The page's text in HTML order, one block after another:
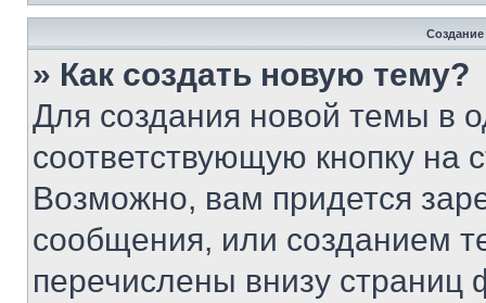
» Как создать новую тему?
Для создания новой темы в
соответствующую кнопку
Возможно, вам придется
сообщения, или созданием
перечислены внизу